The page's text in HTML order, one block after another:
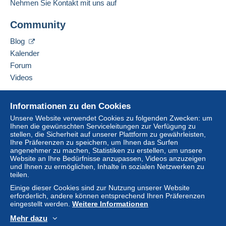
(Sendungsverfolgung)
5,20 €
Von 11 bis 15 Objekte
6,10 €
Von 16 bis 20 Objekte
7,00 €
Ab 21
7,80 €
Einlogg
Anmeld
Verkäufer kontaktieren
hinzufügen
Informationen zu den Cookies
Unsere Website verwendet Cookies zu folgenden Zwecken: um
Ihnen die gewünschten Serviceleitungen zur Verfügung zu
stellen, die Sicherheit auf unserer Plattform zu gewährleisten,
Ihre Präferenzen zu speichern, um Ihnen das Surfen
angenehmer zu machen, Statistiken zu erstellen, um unsere
Website an Ihre Bedürfnisse anzupassen, Videos anzuzeigen
und Ihnen zu ermöglichen, Inhalte in sozialen Netzwerken zu
teilen.
Einige dieser Cookies sind zur Nutzung unserer Website
erforderlich, andere können entsprechend Ihren Präferenzen
eingestellt werden. Weitere Informationen
Mehr dazu
Nehmen Sie Kontakt mit uns auf
Community
Blog
Kalender
Forum
Videos
Online-Hilfe
Auf Delcampe kaufen
Auf Delcampe verkaufen
Eine sichere Website